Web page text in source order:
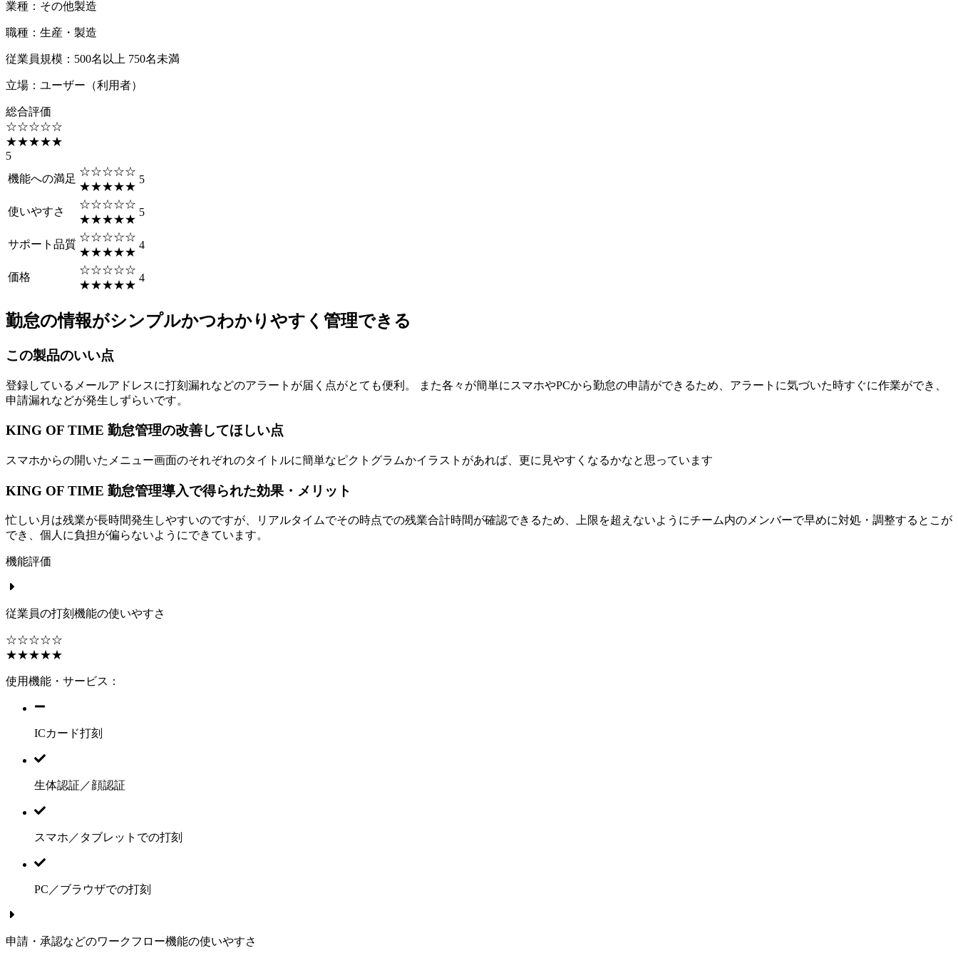
業種 ： その他製造
職種 ： 生産・製造
従業員規模 ： 500名以上 750名未満
立場 ： ユーザー（利用者）
総合評価
☆☆☆☆☆
★★★★★
5
機能への満足
☆☆☆☆☆
★★★★★
5
使いやすさ
☆☆☆☆☆
★★★★★
5
サポート品質
☆☆☆☆☆
★★★★★
4
価格
☆☆☆☆☆
★★★★★
4
勤怠の情報がシンプルかつわかりやすく管理できる
この製品のいい点
登録しているメールアドレスに打刻漏れなどのアラートが届く点がとても便利。 また各々が簡単にスマホやPCから勤怠の申請ができるため、アラートに気づいた時すぐに作業ができ、
申請漏れなどが発生しずらいです。
KING OF TIME 勤怠管理の改善してほしい点
スマホからの開いたメニュー画面のそれぞれのタイトルに簡単なピクトグラムかイラストがあれば、更に見やすくなるかなと思っています
KING OF TIME 勤怠管理導入で得られた効果・メリット
忙しい月は残業が長時間発生しやすいのですが、リアルタイムでその時点での残業合計時間が確認できるため、上限を超えないようにチーム内のメンバーで早めに対処・調整するとこが
でき、個人に負担が偏らないようにできています。
機能評価
従業員の打刻機能の使いやすさ
☆☆☆☆☆
★★★★★
使用機能・サービス：
ICカード打刻
生体認証／顔認証
スマホ／タブレットでの打刻
PC／ブラウザでの打刻
申請・承認などのワークフロー機能の使いやすさ